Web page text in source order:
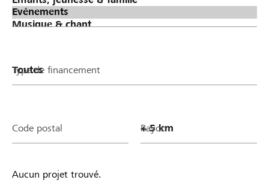
Type de financement
Code postal Rayon
Aucun projet trouvé.